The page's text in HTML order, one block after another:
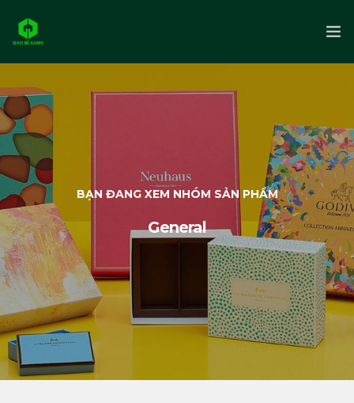
Giới thiệu
Sản phẩm
Liên hệ BẠN ĐANG XEM NHÓM SẢN PHẨM
General